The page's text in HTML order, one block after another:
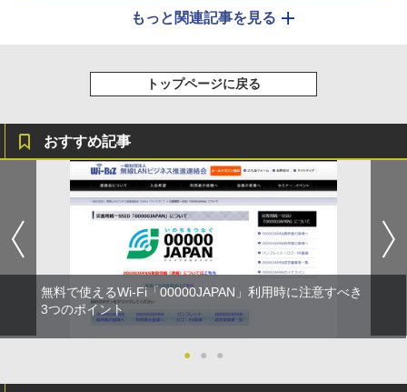
もっと関連記事を見る
トップページに戻る
おすすめ記事
無料で使えるWi-Fi「00000JAPAN」利用時に注意すべき
3つのポイント
● ● ●